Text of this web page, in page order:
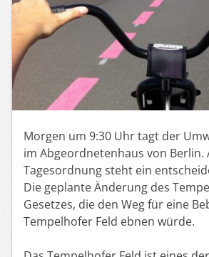
Morgen um 9:30 Uhr tagt der
im Abgeordnetenhaus von Berlin.
Tagesordnung steht ein
Die geplante Änderung des
Gesetzes, die den Weg für eine
Tempelhofer Feld ebnen würde.